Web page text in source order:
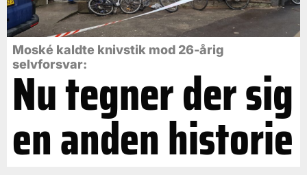
Moské kaldte knivstik mod 26-årig
selvforsvar:
Nu tegner der sig
en anden historie